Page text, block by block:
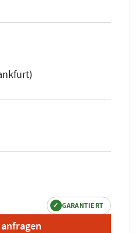
✓ GARANTIERT